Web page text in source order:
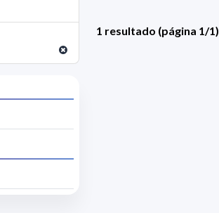
1 resultado (página 1/1)